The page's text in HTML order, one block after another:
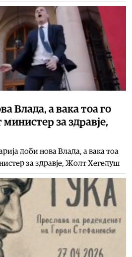
Влада, а вака тоа го
за здравје,
доби нова Влада, а вака тоа
за здравје, Жолт Хегедуш